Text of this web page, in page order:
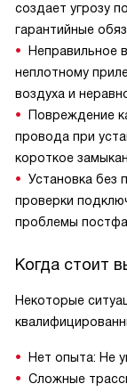
создает угрозу
гарантийные
Неправильное
неплотному
воздуха и
Повреждение
провода при
короткое
Установка без
проверки
проблемы
Когда стоит
Некоторые
Нет опыта: Не
Сложные